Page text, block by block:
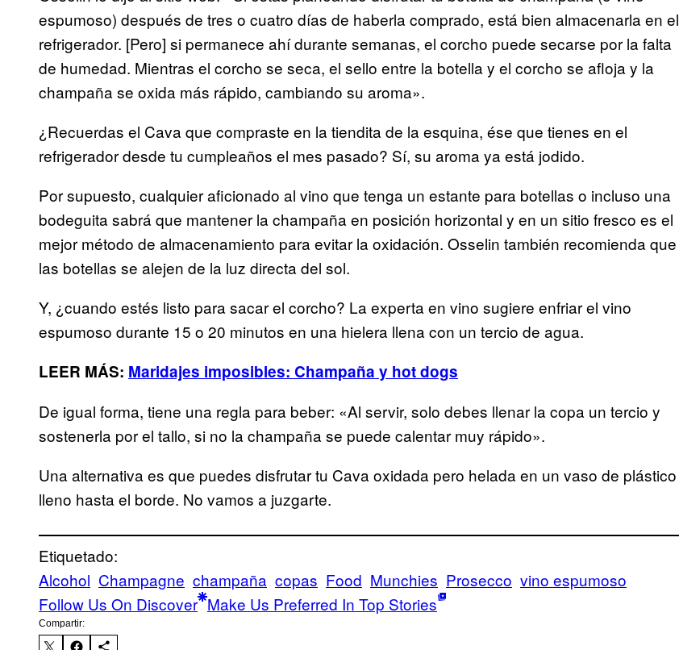
espumoso) después de tres o cuatro días de haberla comprado, está bien almacenarla en el
refrigerador. [Pero] si permanece ahí durante semanas, el corcho puede secarse por la falta
de humedad. Mientras el corcho se seca, el sello entre la botella y el corcho se afloja y la
champaña se oxida más rápido, cambiando su aroma».
¿Recuerdas el Cava que compraste en la tiendita de la esquina, ése que tienes en el
refrigerador desde tu cumpleaños el mes pasado? Sí, su aroma ya está jodido.
Por supuesto, cualquier aficionado al vino que tenga un estante para botellas o incluso una
bodeguita sabrá que mantener la champaña en posición horizontal y en un sitio fresco es el
mejor método de almacenamiento para evitar la oxidación. Osselin también recomienda que
las botellas se alejen de la luz directa del sol.
Y, ¿cuando estés listo para sacar el corcho? La experta en vino sugiere enfriar el vino
espumoso durante 15 o 20 minutos en una hielera llena con un tercio de agua.
LEER MÁS: Maridajes imposibles: Champaña y hot dogs
De igual forma, tiene una regla para beber: «Al servir, solo debes llenar la copa un tercio y
sostenerla por el tallo, si no la champaña se puede calentar muy rápido».
Una alternativa es que puedes disfrutar tu Cava oxidada pero helada en un vaso de plástico
lleno hasta el borde. No vamos a juzgarte.
Etiquetado:
Alcohol Champagne champaña copas Food Munchies Prosecco vino espumoso
Follow Us On Discover Make Us Preferred In Top Stories
Compartir: